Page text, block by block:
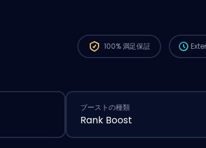
100%満足保証
ブーストの種類
Rank Boost